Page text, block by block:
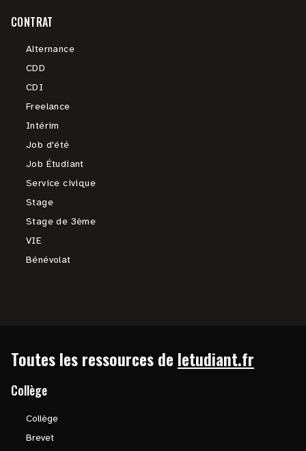
CONTRAT
Alternance
CDD
CDI
Freelance
Intérim
Job d'été
Job Étudiant
Service civique
Stage
Stage de 3ème
VIE
Bénévolat
Toutes les ressources de letudiant.fr
Collège
Collège
Brevet